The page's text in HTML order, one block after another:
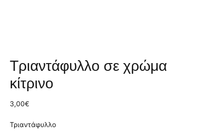
Τριαντάφυλλο σε χρώμα
κίτρινο
3,00€
Τριαντάφυλλο